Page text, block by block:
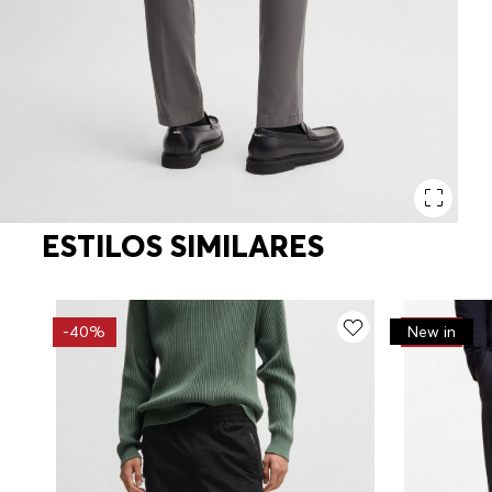
ESTILOS SIMILARES
-40% -30%
New in